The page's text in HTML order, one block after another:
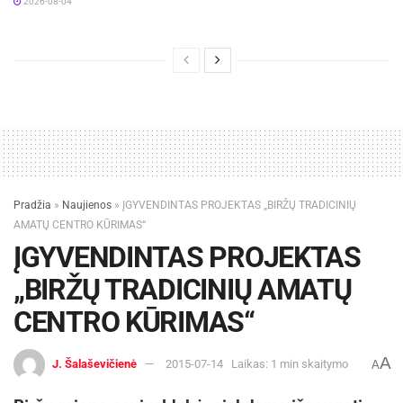
„Verslumo dvasios skatinimas“. Nugalėtojas
buvo paskelbtas ir apdovanotas Neapolyje
Pradžia » Naujienos » ĮGYVENDINTAS PROJEKTAS „BIRŽŲ TRADICINIŲ
AMATŲ CENTRO KŪRIMAS“
ĮGYVENDINTAS PROJEKTAS
„BIRŽŲ TRADICINIŲ AMATŲ
CENTRO KŪRIMAS“
J. Šalaševičienė 2015-07-14 Laikas: 1 min skaitymo AA